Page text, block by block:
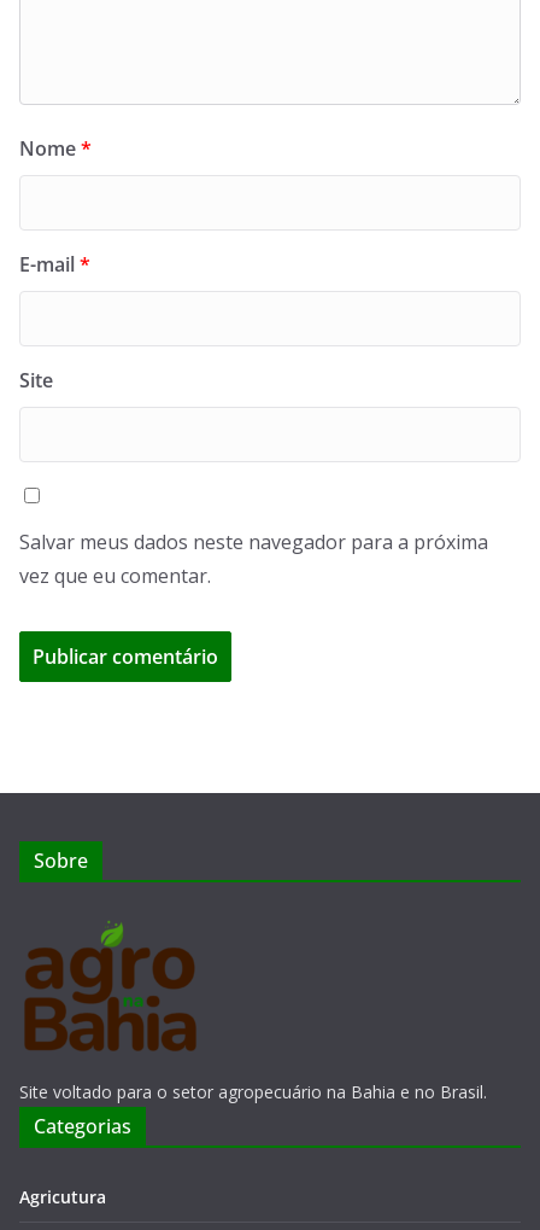
Nome*
E-mail*
Site
Salvar meus dados neste navegador para a próxima
vez que eu comentar.
Sobre
Site voltado para o setor agropecuário na Bahia e no Brasil.
Categorias
Agricutura